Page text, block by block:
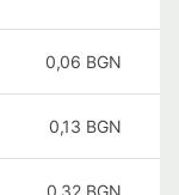
0,06 BGN
0,13 BGN